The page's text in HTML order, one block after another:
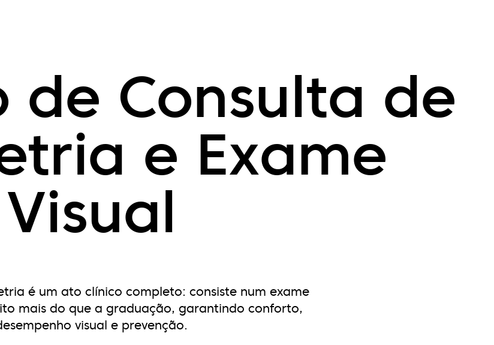
de Consulta de
e Exame
Visual
é um ato clínico completo: consiste num exame
mais do que a graduação, garantindo conforto,
visual e prevenção.